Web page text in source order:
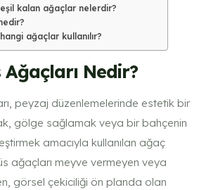
kalan ağaçlar nelerdir?
ağaçlar kullanılır?
Ağaçları Nedir?
peyzaj düzenlemelerinde estetik bir
gölge sağlamak veya bir bahçenin
amacıyla kullanılan ağaç
ağaçları meyve vermeyen veya
görsel çekiciliği ön planda olan